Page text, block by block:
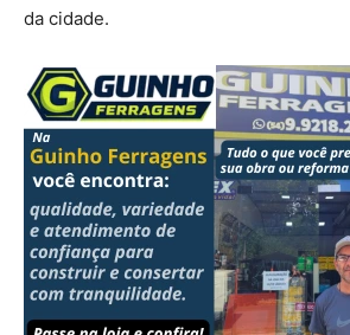
da cidade.